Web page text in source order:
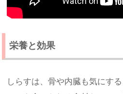
栄養と効果
しらすは、骨や内臓も気にす